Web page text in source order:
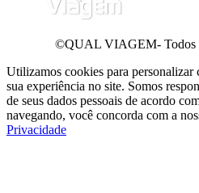
©QUAL VIAGEM- Todos
Utilizamos cookies para personalizar
sua experiência no site. Somos
de seus dados pessoais de acordo
navegando, você concorda com a
Privacidade